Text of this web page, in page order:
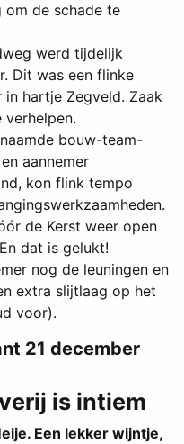
om de schade te
werd tijdelijk
Dit was een flinke
hartje Zegveld. Zaak
bouw-team-
aannemer
kon flink tempo
de Kerst weer open
dat is gelukt!
nog de leuningen en
extra slijtlaag op het
voor).
21 december
is intiem
Een lekker wijntje,